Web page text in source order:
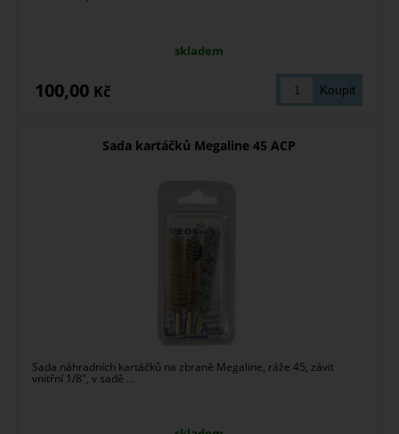
skladem
100,00 Kč
Sada kartáčků Megaline 45 ACP
Sada náhradních kartáčků na zbraně Megaline, ráže 45, závit
vnitřní 1/8", v sadě ...